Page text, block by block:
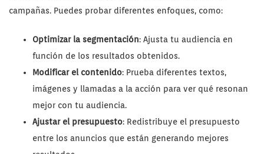
campañas. Puedes probar diferentes enfoques, como:
Optimizar la segmentación: Ajusta tu audiencia en
función de los resultados obtenidos.
Modificar el contenido: Prueba diferentes textos,
imágenes y llamadas a la acción para ver qué resonan
mejor con tu audiencia.
Ajustar el presupuesto: Redistribuye el presupuesto
entre los anuncios que están generando mejores